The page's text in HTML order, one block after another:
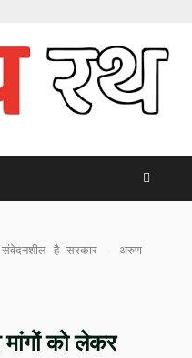
संवेदनशील है सरकार – अरुण
मांगों को लेकर